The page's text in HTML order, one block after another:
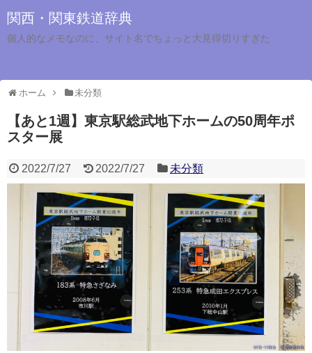
関西・関東鉄道辞典
個人的なメモなのに、サイト名でちょっと大見得切りすぎた
ホーム 未分類
【あと1週】東京駅総武地下ホームの50周年ポ
スター展
2022/7/27 2022/7/27 未分類